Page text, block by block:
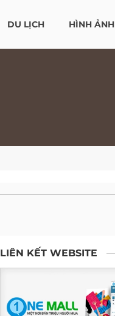
DU LỊCH HÌNH ẢNH
LIÊN KẾT WEBSITE